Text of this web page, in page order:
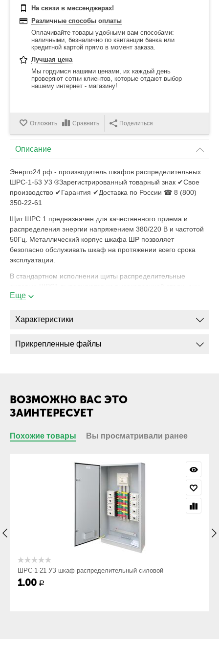
На связи в мессенджерах!
Различные способы оплаты
Оплачивайте товары удобными вам способами:
наличными, безналично по квитанции банка или
кредитной картой прямо в момент заказа.
Лучшая цена
Мы гордимся нашими ценами, их каждый день
проверяют сотни клиентов, которые отдают выбор
нашему интернет - магазину!
Отложить Сравнить Поделиться
Описание
Энерго24.рф - производитель шкафов распределительных
ШРС-1-53 У3 ®Зарегистрированный товарный знак ✔Свое
производство ✔Гарантия ✔Доставка по России ☎ 8 (800)
350-22-61
Щит ШРС 1 предназначен для качественного приема и
распределения энергии напряжением 380/220 В и частотой
50Гц. Металлический корпус шкафа ШР позволяет
безопасно обслуживать шкаф на протяжении всего срока
эксплуатации.
В стандартном исполнении щиты распределительные
удобны и надежны. Ввод питающих и вывод отходящих
шкафов способна выдержать удар тока короткого замыкания
Шкаф ШРС-1 устанавливается на промышленные
предприятия, торговые центры, банки, государственные
требующие качественного и надежного распределения
токовой нагрузки от 200А.
Электрощит ШРС-1-хy-У3 - расшифровка и
структура условного обозначения:
Шкаф распределительнй силовой;
1
Еще
Характеристики
Прикрепленные файлы
ВОЗМОЖНО ВАС ЭТО
ЗАИНТЕРЕСУЕТ
Похожие товары Вы просматривали ранее
ШРС-1-21 УЗ шкаф распределительный силовой
1.00 Р